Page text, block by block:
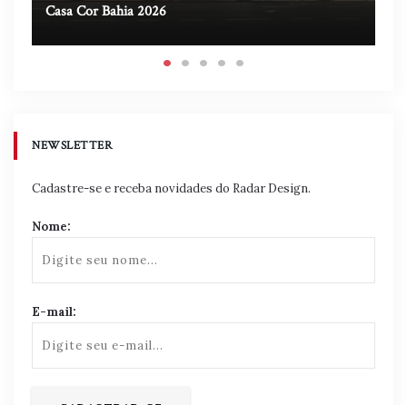
Casa Cor Bahia 2026
NEWSLETTER
Cadastre-se e receba novidades do Radar Design.
Nome:
E-mail: